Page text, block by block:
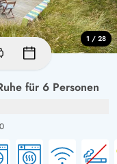
für 6 Personen
1 / 28